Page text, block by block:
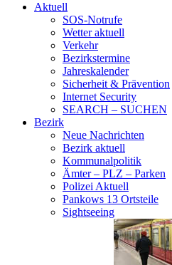
Aktuell
SOS-Notrufe
Wetter aktuell
Verkehr
Bezirkstermine
Jahreskalender
Sicherheit & Prävention
Internet Security
SEARCH – SUCHEN
Bezirk
Neue Nachrichten
Bezirk aktuell
Kommunalpolitik
Ämter – PLZ – Parken
Polizei Aktuell
Pankows 13 Ortsteile
Sightseeing